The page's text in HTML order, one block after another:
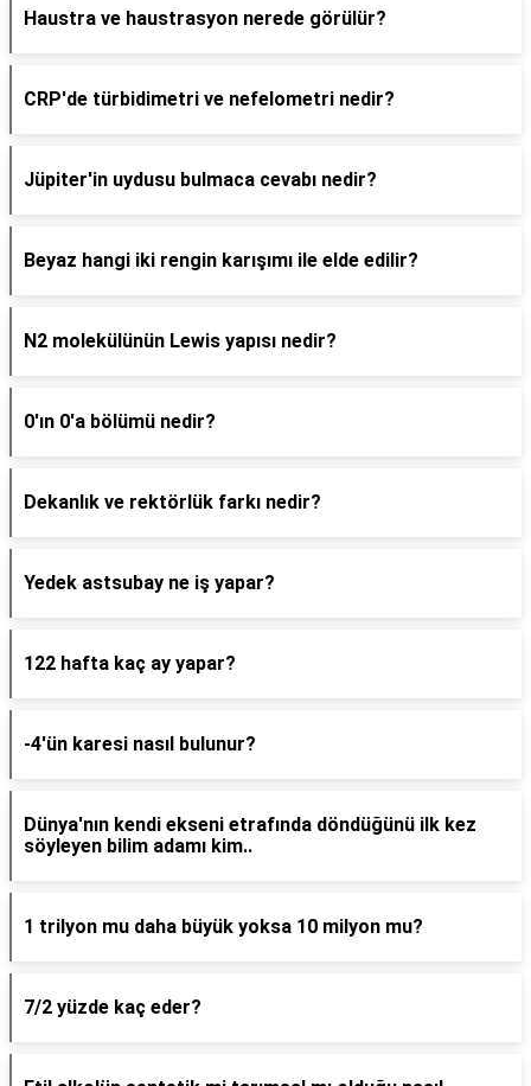
Haustra ve haustrasyon nerede görülür?
CRP'de türbidimetri ve nefelometri nedir?
Jüpiter'in uydusu bulmaca cevabı nedir?
Beyaz hangi iki rengin karışımı ile elde edilir?
N2 molekülünün Lewis yapısı nedir?
0'ın 0'a bölümü nedir?
Dekanlık ve rektörlük farkı nedir?
Yedek astsubay ne iş yapar?
122 hafta kaç ay yapar?
-4'ün karesi nasıl bulunur?
Dünya'nın kendi ekseni etrafında döndüğünü ilk kez
söyleyen bilim adamı kim..
1 trilyon mu daha büyük yoksa 10 milyon mu?
7/2 yüzde kaç eder?